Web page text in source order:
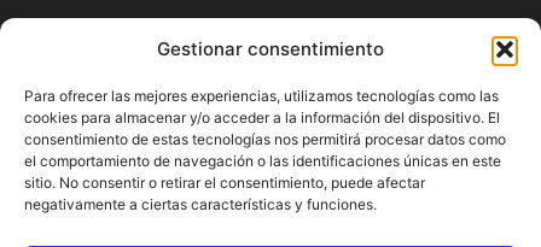
Gestionar consentimiento
Para ofrecer las mejores experiencias, utilizamos tecnologías como las
cookies para almacenar y/o acceder a la información del dispositivo. El
consentimiento de estas tecnologías nos permitirá procesar datos como
el comportamiento de navegación o las identificaciones únicas en este
sitio. No consentir o retirar el consentimiento, puede afectar
negativamente a ciertas características y funciones.
Diario Alhaurín (www.alhaurindelatorre.com) Propiedad de
Francisco E. López López | 639 95 71 95 | Noticias de
Alhaurín de la Torre, Málaga y Provincia|
Contáctanos:info@alhaurindelatorre.com
SÍGUENOS